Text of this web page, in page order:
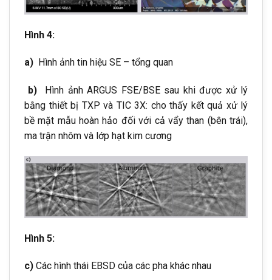
Hình 4:
a) Hình ảnh tin hiệu SE – tổng quan
b) Hình ảnh ARGUS FSE/BSE sau khi được xử lý
bằng thiết bị TXP và TIC 3X: cho thấy kết quả xử lý
bề mặt mẫu hoàn hảo đối với cả vẩy than (bên trái),
ma trận nhôm và lớp hạt kim cương
Hình 5:
c) Các hình thái EBSD của các pha khác nhau